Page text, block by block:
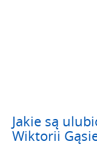
Jakie są
Wiktorii